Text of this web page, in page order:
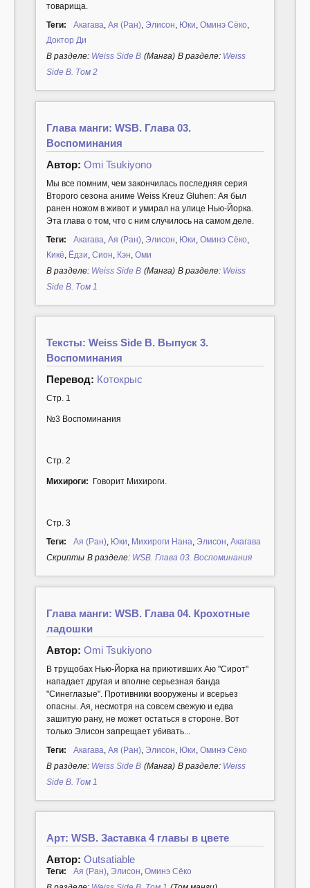
товарища.
Теги:
Акагава Ая (Ран) Элисон Юки Оминэ Сёко
Доктор Ди
В разделе: Weiss Side B (Манга) В разделе: Weiss
Side B. Том 2
Глава манги: WSB. Глава 03.
Воспоминания
Автор: Omi Tsukiyono
Мы все помним, чем закончилась последняя серия
Второго сезона аниме Weiss Kreuz Gluhen: Ая был
ранен ножом в живот и умирал на улице Нью-Йорка.
Эта глава о том, что с ним случилось на самом деле.
Теги:
Акагава Ая (Ран) Элисон Юки Оминэ Сёко
Кикё Ёдзи Сион Кэн Оми
В разделе: Weiss Side B (Манга) В разделе: Weiss
Side B. Том 1
Тексты: Weiss Side B. Выпуск 3.
Воспоминания
Перевод: Котокрыс
Стр. 1
№3 Воспоминания
Стр. 2
Михироги: Говорит Михироги.
Стр. 3
Теги:
Ая (Ран) Юки Михироги Нана Элисон Акагава
Cкрипты В разделе: WSB. Глава 03. Воспоминания
Глава манги: WSB. Глава 04. Крохотные
ладошки
Автор: Omi Tsukiyono
В трущобах Нью-Йорка на приютивших Аю "Сирот"
нападает другая и вполне серьезная банда
"Синеглазые". Противники вооружены и всерьез
опасны. Ая, несмотря на совсем свежую и едва
зашитую рану, не может остаться в стороне. Вот
только Элисон запрещает убивать...
Теги:
Акагава Ая (Ран) Элисон Юки Оминэ Сёко
В разделе: Weiss Side B (Манга) В разделе: Weiss
Side B. Том 1
Арт: WSB. Заставка 4 главы в цвете
Автор: Outsatiable
Теги: Ая (Ран) Элисон Оминэ Сёко